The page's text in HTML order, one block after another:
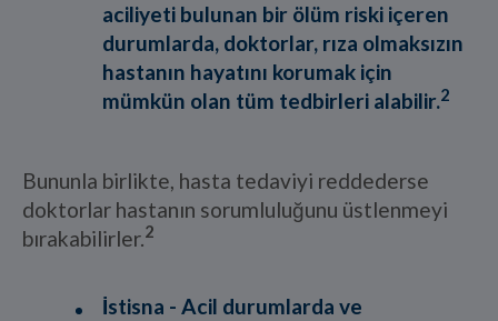
aciliyeti bulunan bir ölüm riski içeren
durumlarda, doktorlar, rıza olmaksızın
hastanın hayatını korumak için
mümkün olan tüm tedbirleri alabilir.2
Bununla birlikte, hasta tedaviyi reddederse
doktorlar hastanın sorumluluğunu üstlenmeyi
bırakabilirler. 2
İstisna - Acil durumlarda ve